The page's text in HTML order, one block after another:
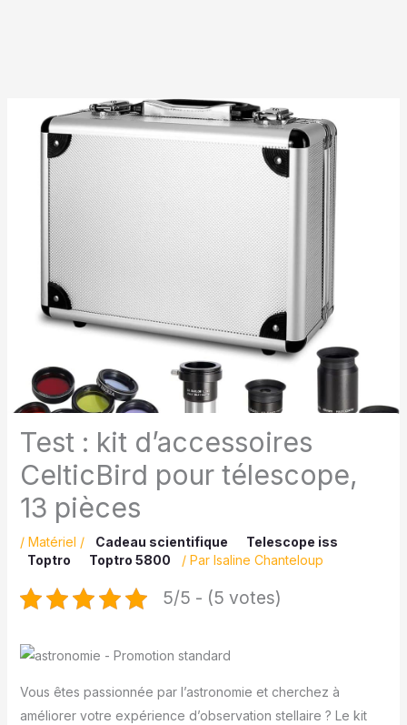
Test : kit d’accessoires
CelticBird pour télescope,
13 pièces
/ Matériel / Cadeau scientifique
Telescope iss
Toptro
Toptro 5800 / Par Isaline Chanteloup
5/5 - (5 votes)
Vous êtes passionnée par l’astronomie et cherchez à
améliorer votre expérience d’observation stellaire ? Le kit